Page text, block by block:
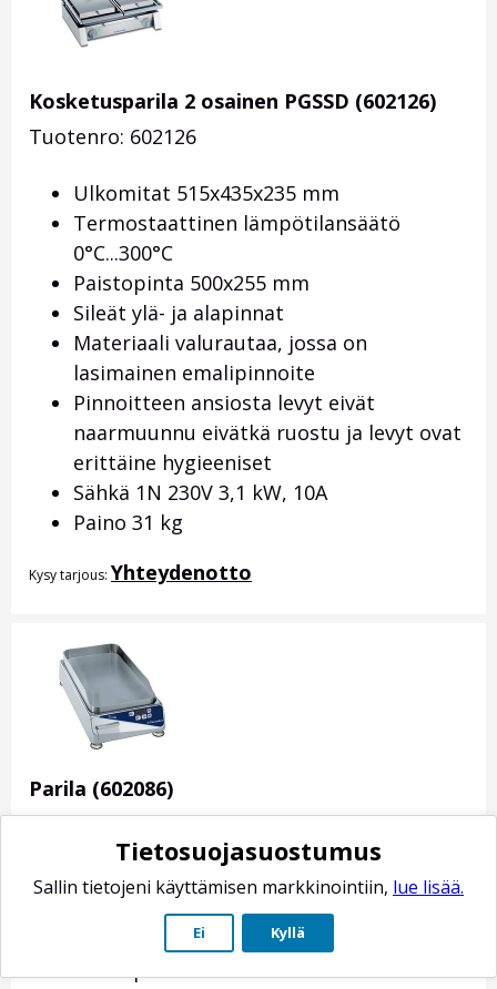
Kosketusparila 2 osainen PGSSD (602126)
Tuotenro: 602126
Ulkomitat 515x435x235 mm
Termostaattinen lämpötilansäätö
0°C...300°C
Paistopinta 500x255 mm
Sileät ylä- ja alapinnat
Materiaali valurautaa, jossa on
lasimainen emalipinnoite
Pinnoitteen ansiosta levyt eivät
naarmuunnu eivätkä ruostu ja levyt ovat
erittäine hygieeniset
Sähkä 1N 230V 3,1 kW, 10A
Paino 31 kg
Kysy tarjous: Yhteydenotto
Parila (602086)
Tuotenro: 602086
Ulkomitat 325x600x180 mm
Hipaisunäppäimet
Lämpötilansäätö 40°C...265°C
Paistopinta on kromattua terästä
Tietosuojasuostumus
Sallin tietojeni käyttämisen markkinointiin, lue lisää.
Ei Kyllä